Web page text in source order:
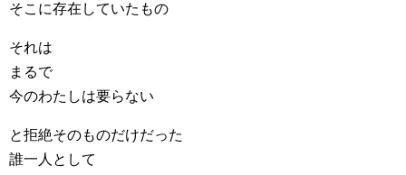
そこに存在していたもの
それは
まるで
今のわたしは要らない
と拒絶そのものだけだった
誰一人として